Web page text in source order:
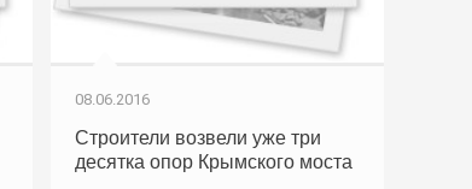
08.06.2016
Строители возвели уже три
десятка опор Крымского моста